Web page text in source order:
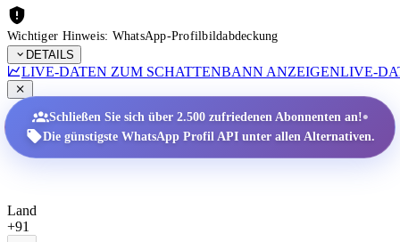
Wichtiger Hinweis: WhatsApp-Profilbildabdeckung
DETAILS
LIVE-DATEN ZUM SCHATTENBANN ANZEIGENLIVE-
Schließen Sie sich über 2.500 zufriedenen Abonnenten an!•
Die günstigste WhatsApp Profil API unter allen Alternativen.
Land
+91